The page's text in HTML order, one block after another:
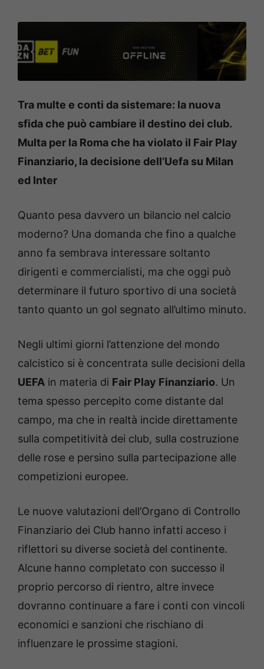
Tra multe e conti da sistemare: la nuova
sfida che può cambiare il destino dei club.
Multa per la Roma che ha violato il Fair Play
Finanziario, la decisione dell’Uefa su Milan
ed Inter
Quanto pesa davvero un bilancio nel calcio
moderno? Una domanda che fino a qualche
anno fa sembrava interessare soltanto
dirigenti e commercialisti, ma che oggi può
determinare il futuro sportivo di una società
tanto quanto un gol segnato all’ultimo minuto.
Negli ultimi giorni l’attenzione del mondo
calcistico si è concentrata sulle decisioni della
UEFA in materia di Fair Play Finanziario. Un
tema spesso percepito come distante dal
campo, ma che in realtà incide direttamente
sulla competitività dei club, sulla costruzione
delle rose e persino sulla partecipazione alle
competizioni europee.
Le nuove valutazioni dell’Organo di Controllo
Finanziario dei Club hanno infatti acceso i
riflettori su diverse società del continente.
Alcune hanno completato con successo il
proprio percorso di rientro, altre invece
dovranno continuare a fare i conti con vincoli
economici e sanzioni che rischiano di
influenzare le prossime stagioni.